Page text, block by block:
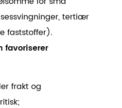
tertiær
faststoffer).
favoriserer
frakt og